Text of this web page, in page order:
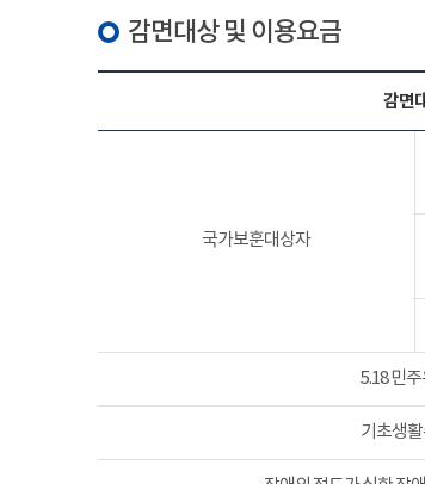
감면대상 및 이용요금
감면
국가보훈대상자
5.18 민
기초생